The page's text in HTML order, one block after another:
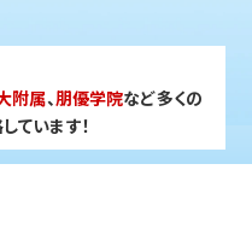
験はこちら
附属、朋優学院など多くの
ています！